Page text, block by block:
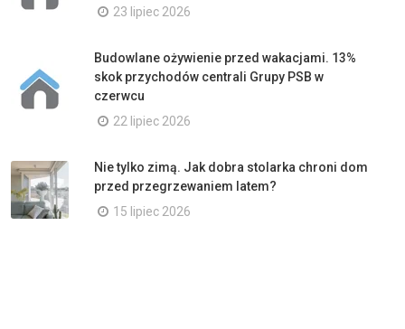
23 lipiec 2026
Budowlane ożywienie przed wakacjami. 13%
skok przychodów centrali Grupy PSB w
czerwcu
22 lipiec 2026
Nie tylko zimą. Jak dobra stolarka chroni dom
przed przegrzewaniem latem?
15 lipiec 2026